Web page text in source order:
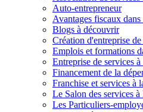
Auto-entrepreneur
Avantages fiscaux
Blogs à découvrir
Création d'entreprise
Emplois et formations
Entreprise de services
Financement de la
Franchise et services à
Le Salon des services à
Les Particuliers-